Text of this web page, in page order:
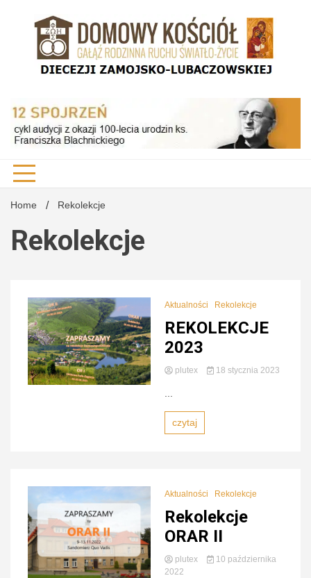
Home Rekolekcje
Rekolekcje
Aktualności Rekolekcje
REKOLEKCJE
2023
plutex 18 stycznia 2023
...
czytaj
Aktualności Rekolekcje
Rekolekcje
ORAR II
plutex
10 października
2022